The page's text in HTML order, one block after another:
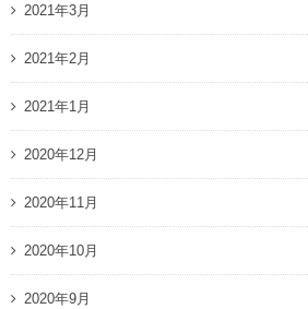
2021年3月
2021年2月
2021年1月
2020年12月
2020年11月
2020年10月
2020年9月